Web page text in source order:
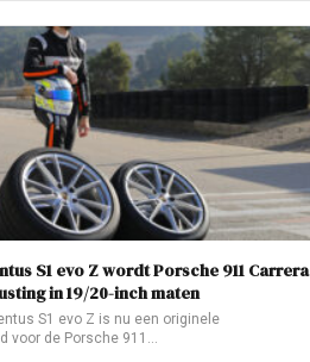
S1 evo Z wordt Porsche 911 Carrera
in 19/20-inch maten
S1 evo Z is nu een originele
voor de Porsche 911…